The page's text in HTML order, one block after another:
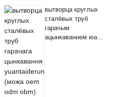
вытворца круглых
сталёвых труб
гарачым
ацынкаваннем юа...